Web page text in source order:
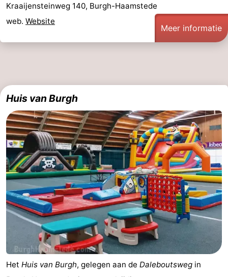
Kerken
-
Rondvaarten
-
Speeltuinen
-
Binnenspeeltuinen
-
Bowlen
-
Minigolfbanen
Wellness
centra
Dorpen
Steden
Natuur
Rondleidingen
Kraaijensteinweg 140, Burgh-Haamstede
web. Website
Meer informatie
Huis van Burgh
Het Huis van Burgh, gelegen aan de Daleboutsweg in